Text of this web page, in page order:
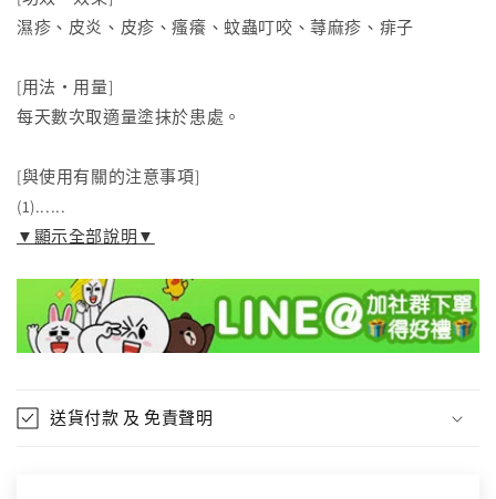
濕疹、皮炎、皮疹、瘙癢、蚊蟲叮咬、蕁麻疹、痱子
[用法・用量]
每天數次取適量塗抹於患處。
[與使用有關的注意事項]
(1)......
▼顯示全部說明▼
送貨付款 及 免責聲明